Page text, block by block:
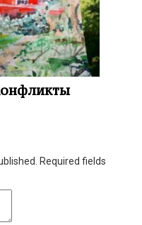
Required fields